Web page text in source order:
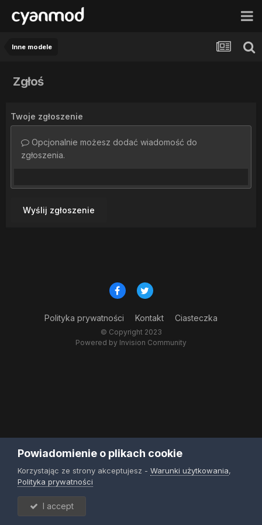
Inne modele
Zgłoś
Twoje zgłoszenie
Opcjonalnie możesz dodać wiadomość do
zgłoszenia.
Wyślij zgłoszenie
Polityka prywatności Kontakt Ciasteczka
© Copyright 2023
Powered by Invision Community
Powiadomienie o plikach cookie
Korzystając ze strony akceptujesz - Warunki użytkowania,
Polityka prywatności
I accept